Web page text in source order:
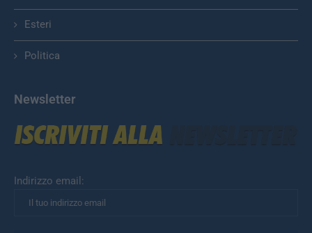
Esteri
Politica
Newsletter
Indirizzo email: